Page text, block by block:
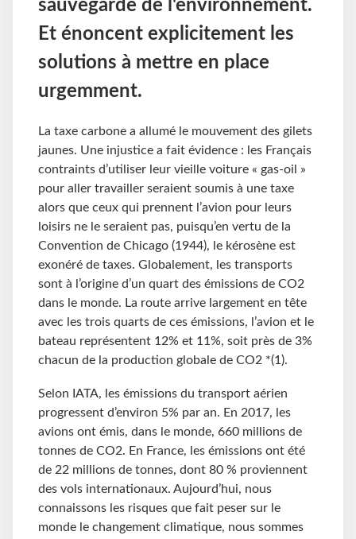
sauvegarde de l'environnement.
Et énoncent explicitement les
solutions à mettre en place
urgemment.
La taxe carbone a allumé le mouvement des gilets
jaunes. Une injustice a fait évidence : les Français
contraints d’utiliser leur vieille voiture « gas-oil »
pour aller travailler seraient soumis à une taxe
alors que ceux qui prennent l’avion pour leurs
loisirs ne le seraient pas, puisqu’en vertu de la
Convention de Chicago (1944), le kérosène est
exonéré de taxes. Globalement, les transports
sont à l’origine d’un quart des émissions de CO2
dans le monde. La route arrive largement en tête
avec les trois quarts de ces émissions, l’avion et le
bateau représentent 12% et 11%, soit près de 3%
chacun de la production globale de CO2 *(1).
Selon IATA, les émissions du transport aérien
progressent d’environ 5% par an. En 2017, les
avions ont émis, dans le monde, 660 millions de
tonnes de CO2. En France, les émissions ont été
de 22 millions de tonnes, dont 80 % proviennent
des vols internationaux. Aujourd’hui, nous
connaissons les risques que fait peser sur le
monde le changement climatique, nous sommes